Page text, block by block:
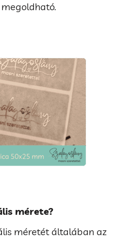
mérete?
méretét általában az